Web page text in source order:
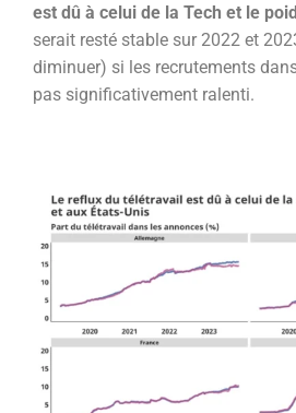
est dû à celui de la Tech et le
serait resté stable sur 2022 et
diminuer) si les recrutements
pas significativement ralenti.